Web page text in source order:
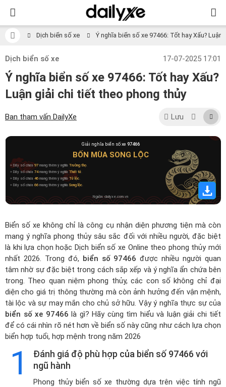
Dịch biển số xe Ý nghĩa biển số xe 97466: Tốt hay Xấu?
Dịch biển số xe 17-07-2025 17:01
Ý nghĩa biển số xe 97466: Tốt hay Xấu?
Luận giải chi tiết theo phong thủy
Ban tham vấn DailyXe Lưu
Giải nghĩa biển số xe 97466
BỐN MÙA SONG LỘC
» Dãy số chứa97 mang thêm ý nghĩa Trường thọ.
» Dãy số chứa 74mang thêm ý nghĩaThất tử.
» Dãy số chứa 46 mang thêm ý nghĩaTử lộc.
» Dãy số chứa 66 mang thêm ý nghĩa Song lộc.
Nguồn: dailyxe.com.vn
Biển số xe không chỉ là công cụ nhận diện phương tiện mà còn
mang ý nghĩa phong thủy sâu sắc đối với nhiều người, đặc biệt
là khi lựa chọn hoặcDịch biển số xe Online theo phong thủy mới
nhất 2026. Trong đó, biển số 97466 được nhiều người quan
tâm nhờ sự đặc biệt trong cách sắp xếp và ý nghĩa ẩn chứa bên
trong. Theo quan niệm phong thủy, các con số không chỉ đại
diện cho giá trị thông thường mà còn ảnh hưởng đến vận mệnh,
tài lộc và sự may mắn cho chủ sở hữu. Vậy ý nghĩa thực sự của
biển số xe 97466 là gì? Hãy cùng tìm hiểu và luận giải chi tiết
để có cái nhìn rõ nét hơn về biển số này cũng như cách lựa chọn
biển hợp tuổi, hợp mệnh trong năm 2026
1
Đánh giá độ phù hợp của biển số 97466 với
ngũ hành
Phong thủy biển số xe thường dựa trên việc tính ngũ